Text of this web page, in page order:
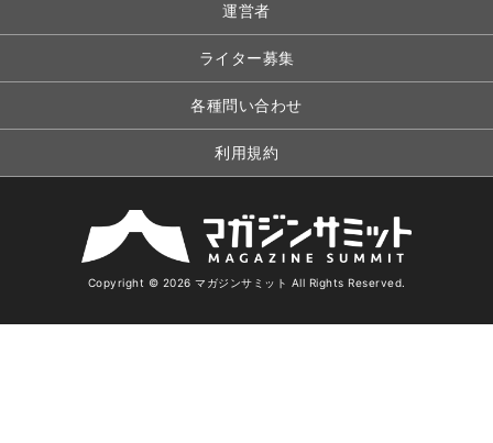
運営者
ライター募集
各種問い合わせ
利用規約
Copyright © 2026 マガジンサミット All Rights Reserved.